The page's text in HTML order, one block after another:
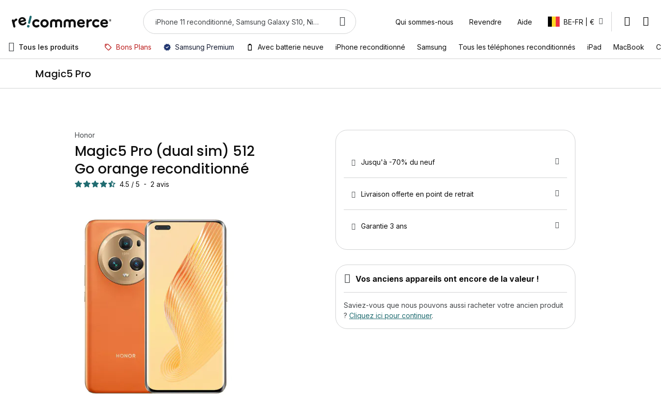
Qui sommes-nous Revendre Aide BE-FR | €
Tous les produits Bons Plans Samsung Premium Avec batterie neuve iPhone reconditionné Samsung Tous les téléphones reconditionnés iPad MacBook
Magic5 Pro
Honor
Magic5 Pro (dual sim) 512
Go orange reconditionné
4.5 / 5 - 2 avis
Jusqu'à -70% du neuf
Livraison offerte en point de retrait
Garantie 3 ans
Vos anciens appareils ont encore de la valeur !
Saviez-vous que nous pouvons aussi racheter votre ancien produit
? Cliquez ici pour continuer.